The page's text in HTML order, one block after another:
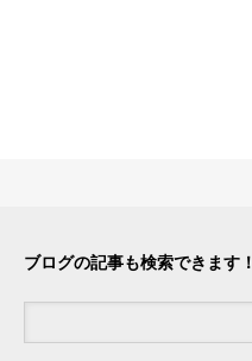
ブログの記事も検索できます！